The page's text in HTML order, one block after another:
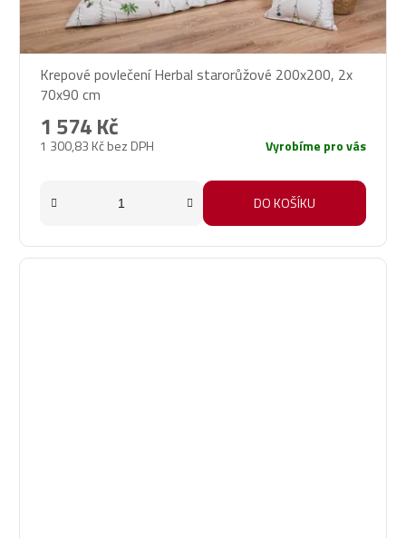
Krepové povlečení Herbal starorůžové 200x200, 2x
70x90 cm
1 300,83 Kč bez DPH
1 574 Kč
Vyrobíme pro vás
DO KOŠÍKU